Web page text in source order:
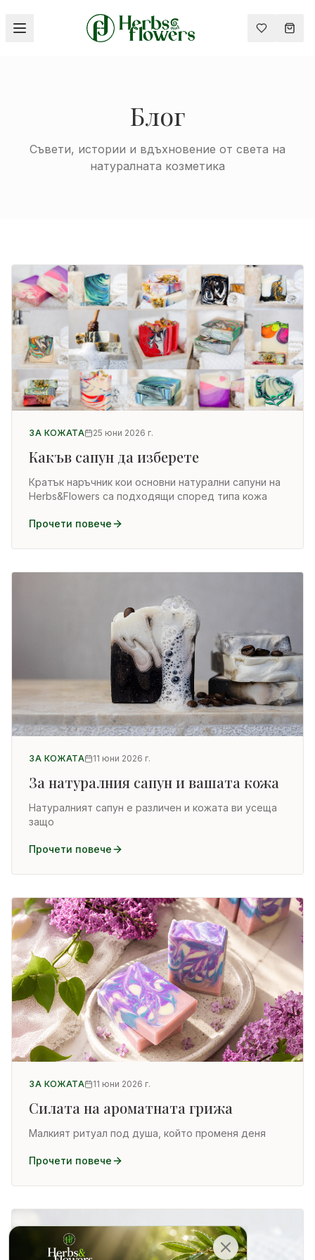
Блог
Съвети, истории и вдъхновение от света на
натуралната козметика
ЗА КОЖАТА 25 юни 2026 г.
Какъв сапун да изберете
Кратък наръчник кои основни натурални сапуни на
Herbs&Flowers са подходящи според типа кожа
Прочети повече
ЗА КОЖАТА 11 юни 2026 г.
За натуралния сапун и вашата кожа
Натуралният сапун е различен и кожата ви усеща
защо
Прочети повече
ЗА КОЖАТА 11 юни 2026 г.
Силата на ароматната грижа
Малкият ритуал под душа, който променя деня
Прочети повече
HERBSANDFLOWERS